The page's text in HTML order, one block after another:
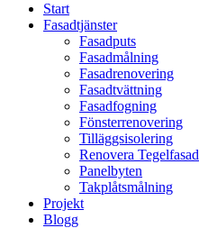
Start
Fasadtjänster
Fasadputs
Fasadmålning
Fasadrenovering
Fasadtvättning
Fasadfogning
Fönsterrenovering
Tilläggsisolering
Renovera Tegelfasad
Panelbyten
Takplåtsmålning
Projekt
Blogg